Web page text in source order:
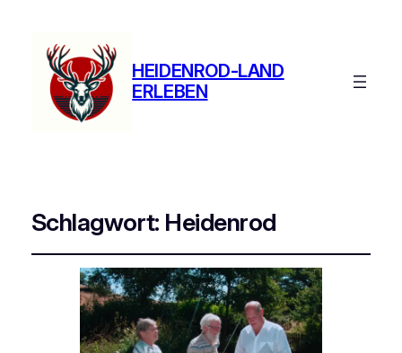
HEIDENROD-LAND
ERLEBEN
Schlagwort: Heidenrod